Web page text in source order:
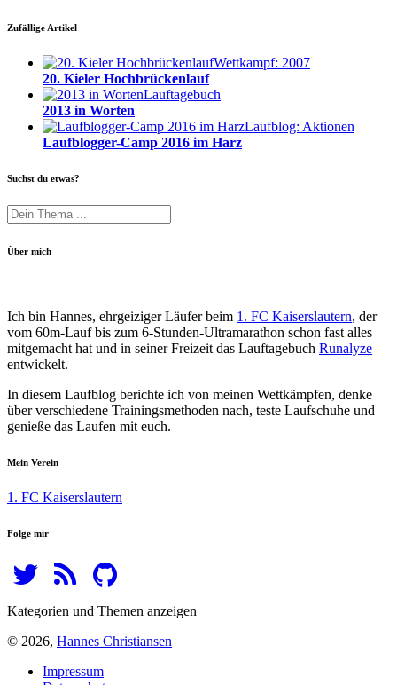
Zufällige Artikel
Wettkampf: 2007
20. Kieler Hochbrückenlauf
Lauftagebuch
2013 in Worten
Laufblog: Aktionen
Laufblogger-Camp 2016 im Harz
Suchst du etwas?
Über mich
Ich bin Hannes, ehrgeiziger Läufer beim 1. FC Kaiserslautern, der
vom 60m-Lauf bis zum 6-Stunden-Ultramarathon schon fast alles
mitgemacht hat und in seiner Freizeit das Lauftagebuch Runalyze
entwickelt.
In diesem Laufblog berichte ich von meinen Wettkämpfen, denke
über verschiedene Trainingsmethoden nach, teste Laufschuhe und
genieße das Laufen mit euch.
Mein Verein
1. FC Kaiserslautern
Folge mir
Kategorien und Themen anzeigen
© 2026, Hannes Christiansen
Impressum